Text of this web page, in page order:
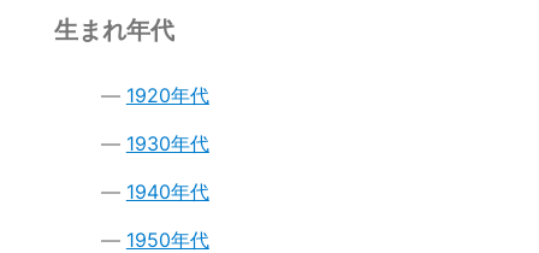
生まれ年代
1920年代
1930年代
1940年代
1950年代